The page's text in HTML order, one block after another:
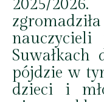
2025/
Suwałkach
pójdzie w
dzieci i